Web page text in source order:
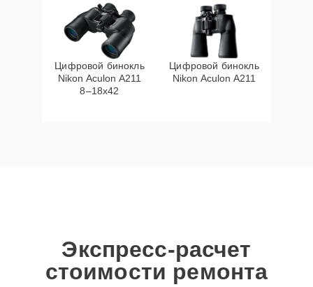
Цифровой бинокль
Nikon Aculon A211
8–18x42
Цифровой бинокль
Nikon Aculon A211
Экспресс-расчет
стоимости ремонта